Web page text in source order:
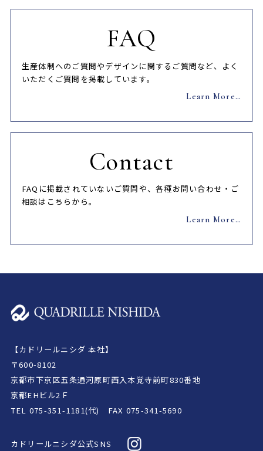
FAQ
生産体制へのご質問やデザインに関するご質問など、よく
いただくご質問を掲載しています。
Learn More…
Contact
FAQに掲載されていないご質問や、各種お問い合わせ・ご
相談はこちらから。
Learn More…
【カドリールニシダ 本社】
〒600-8102
京都市下京区五条通河原町西入本覚寺前町830番地
京都EHビル2Ｆ
TEL 075-351-1181(代) FAX 075-341-5690
カドリールニシダ公式SNS